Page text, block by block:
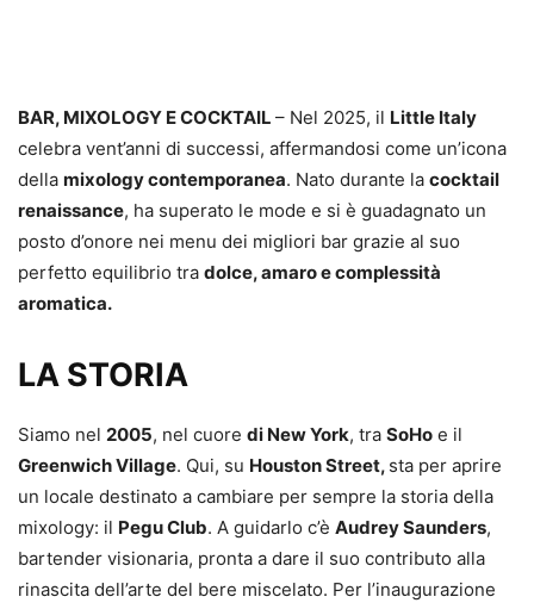
BAR, MIXOLOGY E COCKTAIL – Nel 2025, il Little Italy
celebra vent’anni di successi, affermandosi come un’icona
della mixology contemporanea. Nato durante la cocktail
renaissance, ha superato le mode e si è guadagnato un
posto d’onore nei menu dei migliori bar grazie al suo
perfetto equilibrio tra dolce, amaro e complessità
aromatica.
LA STORIA
Siamo nel 2005, nel cuore di New York, tra SoHo e il
Greenwich Village. Qui, su Houston Street, sta per aprire
un locale destinato a cambiare per sempre la storia della
mixology: il Pegu Club. A guidarlo c’è Audrey Saunders,
bartender visionaria, pronta a dare il suo contributo alla
rinascita dell’arte del bere miscelato. Per l’inaugurazione